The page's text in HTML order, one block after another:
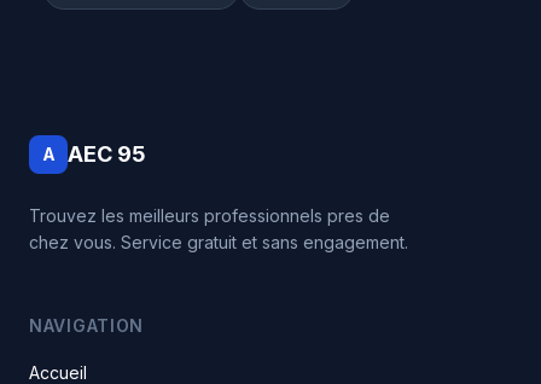
A AEC 95
Trouvez les meilleurs professionnels pres de
chez vous. Service gratuit et sans engagement.
NAVIGATION
Accueil